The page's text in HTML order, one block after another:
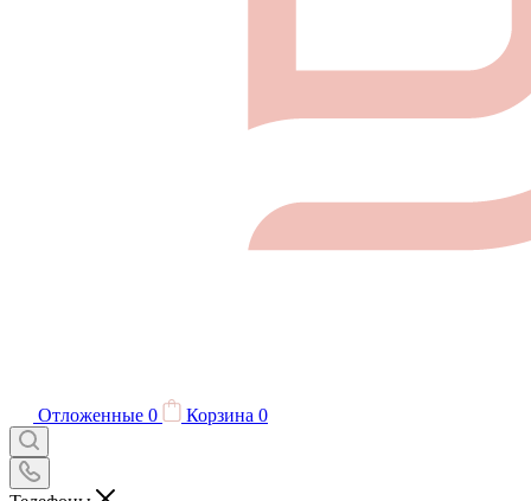
Отложенные 0 Корзина 0